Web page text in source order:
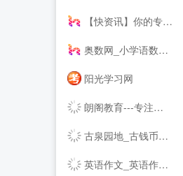
【快资讯】你的专属资讯平台
奥数网_小学语数英、家庭教育专业网站
阳光学习网
朗阁教育---专注雅思培训、新托福、SAT等出国留学英语考试留学培训机构
古泉园地_古钱币_机制币_金银锭_杂项
英语作文_英语作文大全_英语作文网